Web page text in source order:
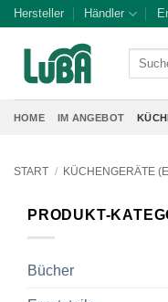
Zum
springen
Hersteller Händler
Suche
HOME IM ANGEBOT
START / KÜCHENGERÄTE
PRODUKT-
Bücher